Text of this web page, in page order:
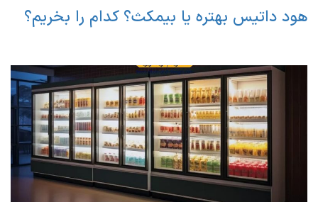
هود داتیس بهتره یا بیمکث؟ کدام را بخریم؟